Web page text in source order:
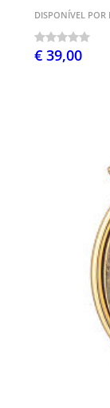
DISPONÍVEL
€ 39,00